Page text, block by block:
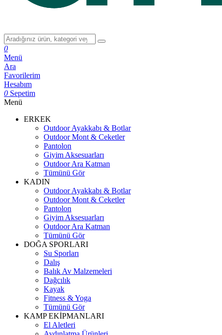
0
Menü
Ara
Favorilerim
Hesabım
0 Sepetim
Menü
ERKEK
Outdoor Ayakkabı & Botlar
Outdoor Mont & Ceketler
Pantolon
Giyim Aksesuarları
Outdoor Ara Katman
Tümünü Gör
KADIN
Outdoor Ayakkabı & Botlar
Outdoor Mont & Ceketler
Pantolon
Giyim Aksesuarları
Outdoor Ara Katman
Tümünü Gör
DOĞA SPORLARI
Su Sporları
Dalış
Balık Av Malzemeleri
Dağcılık
Kayak
Fitness & Yoga
Tümünü Gör
KAMP EKİPMANLARI
El Aletleri